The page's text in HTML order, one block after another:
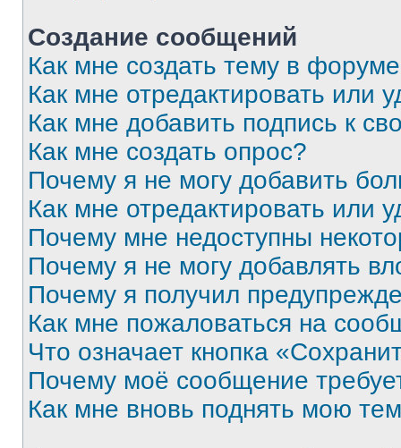
Создание сообщений
Как мне создать тему в
Как мне отредактировать или
Как мне добавить подпись к
Как мне создать опрос?
Почему я не могу добавить
Как мне отредактировать или
Почему мне недоступны
Почему я не могу добавлять
Почему я получил
Как мне пожаловаться на
Что означает кнопка
Почему моё сообщение
Как мне вновь поднять мою